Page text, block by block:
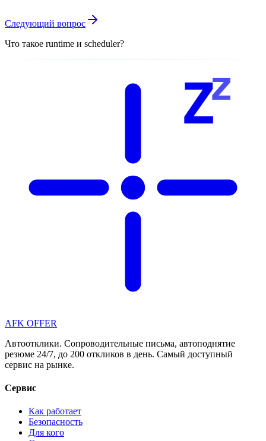
Следующий вопрос
Что такое runtime и scheduler?
Zz
AFK OFFER
Автоотклики. Сопроводительные письма, автоподнятие
резюме 24/7, до 200 откликов в день. Самый доступный
сервис на рынке.
Сервис
Как работает
Безопасность
Для кого